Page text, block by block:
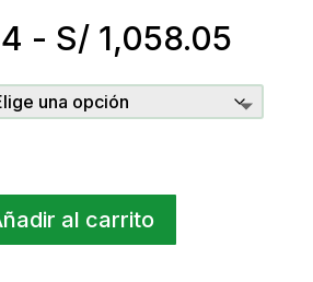
- S/1,058.05
al carrito